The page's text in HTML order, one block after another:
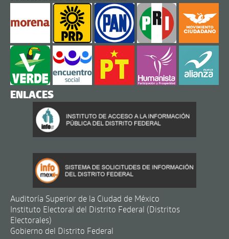
ENLACES
Auditoría Superior de la Ciudad de México
Instituto Electoral del Distrito Federal (Distritos
Electorales)
Gobierno del Distrito Federal